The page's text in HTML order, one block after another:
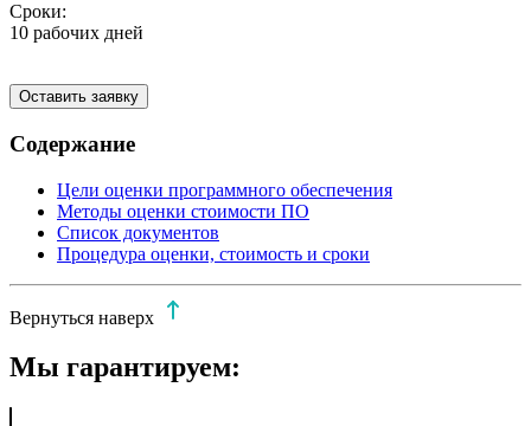
Сроки:
10 рабочих дней
Оставить заявку
Содержание
Цели оценки программного обеспечения
Методы оценки стоимости ПО
Список документов
Процедура оценки, стоимость и сроки
Вернуться наверх
Мы гарантируем: